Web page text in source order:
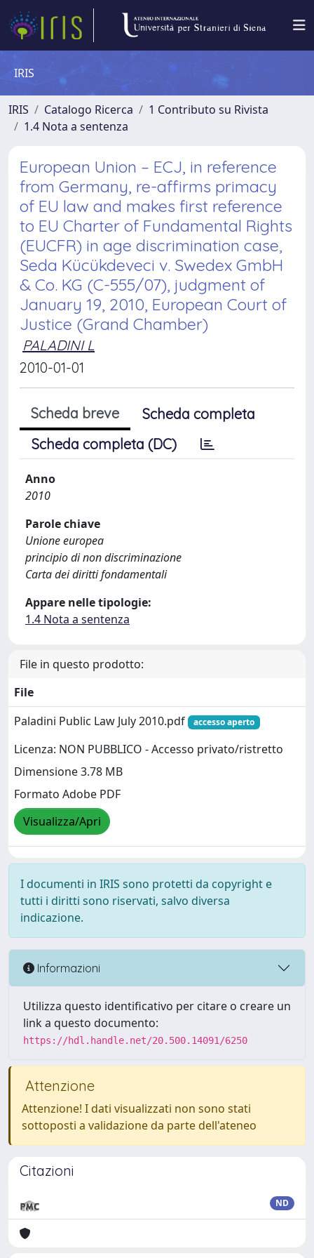
IRIS
IRIS Catalogo Ricerca
1 Contributo su Rivista
1.4 Nota a sentenza
European Union – ECJ, in reference
from Germany, re-affirms primacy
of EU law and makes first reference
to EU Charter of Fundamental Rights
(EUCFR) in age discrimination case,
Seda Kücükdeveci v. Swedex GmbH
& Co. KG (C-555/07), judgment of
January 19, 2010, European Court of
Justice (Grand Chamber)
PALADINI L
2010-01-01
Scheda breve
Scheda completa
Scheda completa (DC)
Anno
2010
Parole chiave
Unione europea
principio di non discriminazione
Carta dei diritti fondamentali
Appare nelle tipologie:
1.4 Nota a sentenza
File in questo prodotto:
File
Paladini Public Law July 2010.pdf
accesso aperto
Licenza: NON PUBBLICO - Accesso privato/ristretto
Dimensione 3.78 MB
Formato Adobe PDF
Visualizza/Apri
I documenti in IRIS sono protetti da copyright e
tutti i diritti sono riservati, salvo diversa
indicazione.
Informazioni
Utilizza questo identificativo per citare o creare un
link a questo documento:
https://hdl.handle.net/20.500.14091/6250
Attenzione
Attenzione! I dati visualizzati non sono stati
sottoposti a validazione da parte dell'ateneo
Citazioni
ND